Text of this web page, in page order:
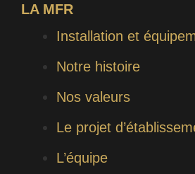
LA MFR
Installation et
Notre histoire
Nos valeurs
Le projet
L’équipe